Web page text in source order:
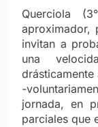
Querciola
aproximador,
invitan a
una
-
jornada, en
parciales que